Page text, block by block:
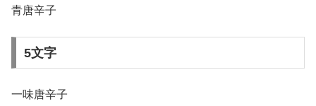
青唐辛子
5文字
一味唐辛子